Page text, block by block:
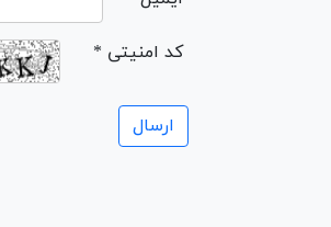
* کد امنیتی